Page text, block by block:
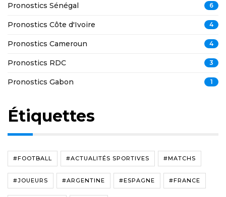
Pronostics Sénégal 6
Pronostics Côte d'Ivoire 4
Pronostics Cameroun 4
Pronostics RDC 3
Pronostics Gabon 1
Étiquettes
#FOOTBALL #ACTUALITÉS SPORTIVES #MATCHS
#JOUEURS #ARGENTINE #ESPAGNE #FRANCE